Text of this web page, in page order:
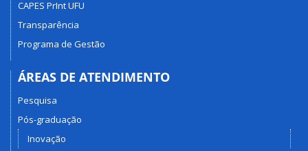
CAPES PrInt UFU
Transparência
Programa de Gestão
ÁREAS DE ATENDIMENTO
Pesquisa
Pós-graduação
Inovação